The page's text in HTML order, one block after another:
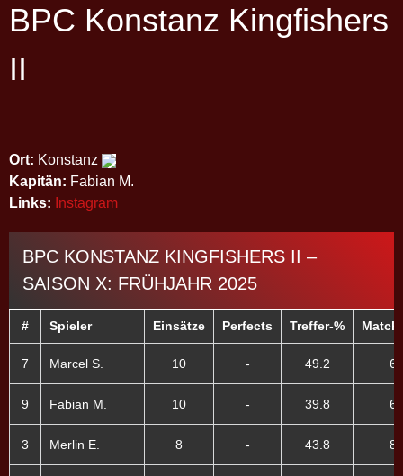
BPC Konstanz Kingfishers
II
Ort: Konstanz
Kapitän: Fabian M.
Links: Instagram
BPC KONSTANZ KINGFISHERS II –
SAISON X: FRÜHJAHR 2025
# Spieler Einsätze Perfects Treffer-% Match
7 Marcel S. 10 - 49.2
9 Fabian M. 10 - 39.8
3 Merlin E. 8 - 43.8